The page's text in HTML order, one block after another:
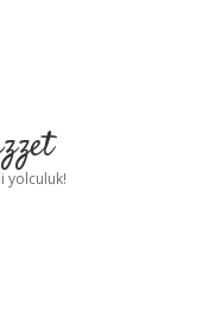
yolculuk!